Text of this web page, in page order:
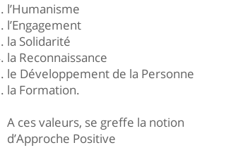
l’Humanisme
l’Engagement
la Solidarité
la Reconnaissance
le Développement de la Personne
la Formation.
A ces valeurs, se greffe la notion
d’Approche Positive